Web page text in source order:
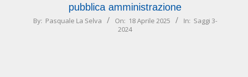
pubblica amministrazione
2025-
By: Pasquale La Selva On: 18 Aprile 2025 In: Saggi 3-
2024